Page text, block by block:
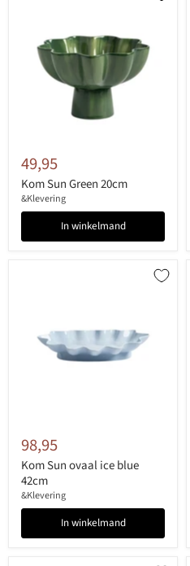
49,95
Kom Sun Green 20cm
&Klevering
In winkelmand
98,95
Kom Sun ovaal ice blue
42cm
&Klevering
In winkelmand